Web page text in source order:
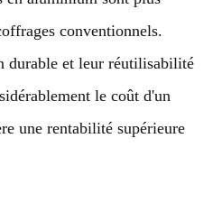
conventionnels.
durable et leur réutilisabilité
le coût d'un
une rentabilité supérieure